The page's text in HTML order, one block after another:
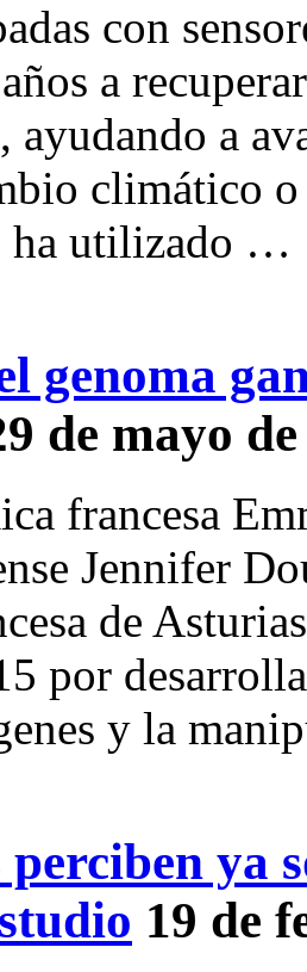
con
a
ayudando a
climático
ha utilizado …
genoma
de mayo
francesa
Jennifer
de
por
y la
ya
19 de